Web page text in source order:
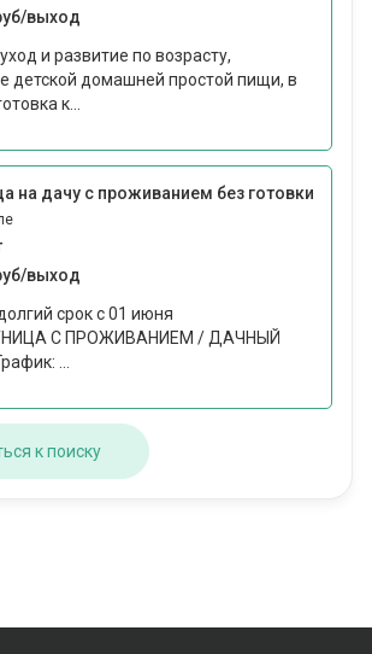
выход
и развитие по возрасту,
детской домашней простой пищи, в
к...
на дачу с проживанием без готовки
выход
срок с 01 июня
С ПРОЖИВАНИЕМ / ДАЧНЫЙ
...
к поиску